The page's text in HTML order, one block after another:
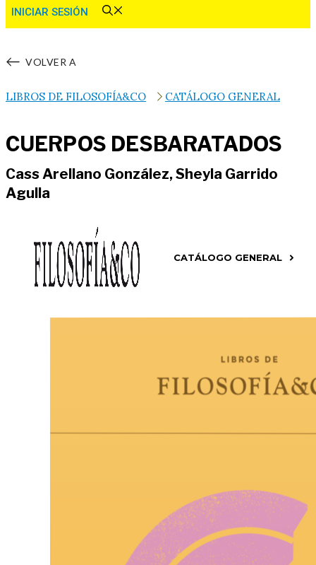
INICIAR SESIÓN
VOLVER A
LIBROS DE FILOSOFÍA&CO CATÁLOGO GENERAL
CUERPOS DESBARATADOS
Cass Arellano González, Sheyla Garrido
Agulla
CATÁLOGO GENERAL